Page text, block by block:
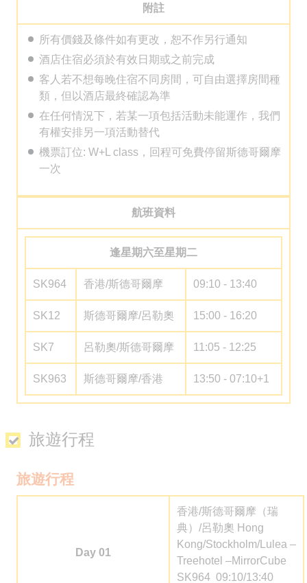
附註
所有價錢及條件如有更改，恕不作另行通知
酒店住宿必須於有效日期或之前完成
客人若不想每晚住宿不同房間，可自由選擇房間種
類，但以酒店最終確認為準
在任何情況下，若某一項包括活動未能運作，我們
有權安排另一項活動替代
機票訂位: W+L class，回程可免費停留斯德哥爾摩
一次
航班資料
逢星期六至星期二
SK964 香港/斯德哥爾摩 09:10 - 13:40
SK12 斯德哥爾摩/呂勒奧 15:00 - 16:20
SK7 呂勒奧/斯德哥爾摩 11:05 - 12:25
SK963 斯德哥爾摩/香港 13:50 - 07:10+1
旅遊行程
旅遊行程
Day 01
香港/斯德哥爾摩（瑞
典）/呂勒奧 Hong
Kong/Stockholm/Lulea –
Treehotel –MirrorCube
SK964 09:10/13:40